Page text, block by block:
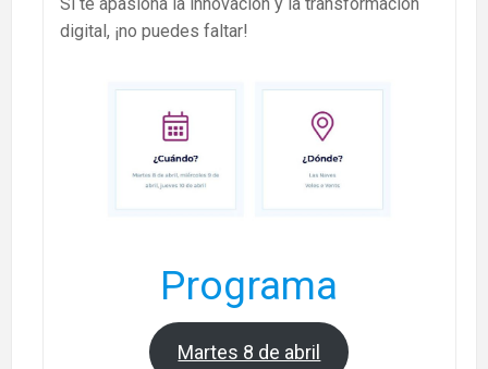
digital, ¡no puedes faltar!
Programa
Martes 8 de abril